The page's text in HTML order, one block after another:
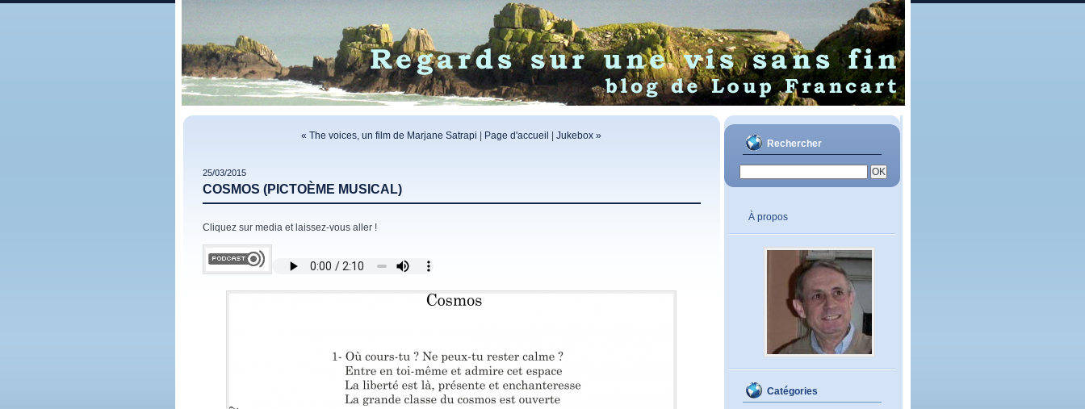
Rechercher
À propos
Catégories
« The voices, un film de Marjane Satrapi Page d'accueil Jukebox »
25/03/2015
COSMOS (PICTOÈME MUSICAL)
Cliquez sur media et laissez-vous aller !